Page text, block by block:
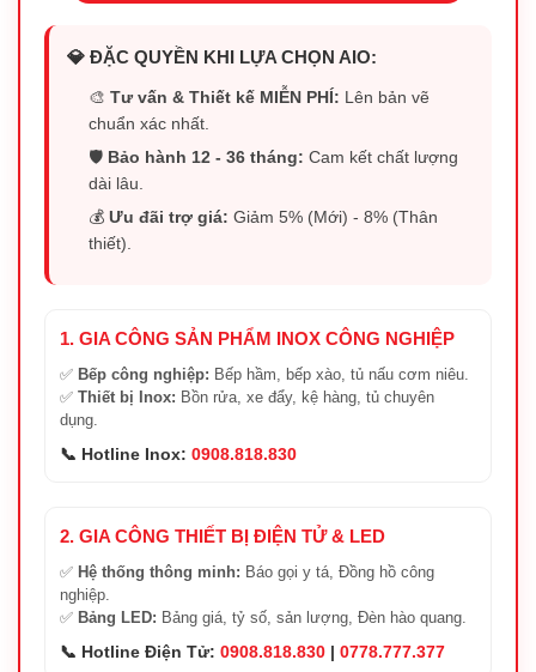
💎 ĐẶC QUYỀN KHI LỰA CHỌN AIO:
🎨Tư vấn & Thiết kế MIỄN PHÍ: Lên bản vẽ
chuẩn xác nhất.
🛡️ Bảo hành 12 - 36 tháng: Cam kết chất lượng
dài lâu.
💰Ưu đãi trợ giá: Giảm 5% (Mới) - 8% (Thân
thiết).
1. GIA CÔNG SẢN PHẨM INOX CÔNG NGHIỆP
✅ Bếp công nghiệp: Bếp hầm, bếp xào, tủ nấu cơm niêu.
✅ Thiết bị Inox: Bồn rửa, xe đẩy, kệ hàng, tủ chuyên
dụng.
📞 Hotline Inox: 0908.818.830
2. GIA CÔNG THIẾT BỊ ĐIỆN TỬ & LED
✅ Hệ thống thông minh: Báo gọi y tá, Đồng hồ công
nghiệp.
✅ Bảng LED: Bảng giá, tỷ số, sản lượng, Đèn hào quang.
📞 Hotline Điện Tử: 0908.818.830 | 0778.777.377